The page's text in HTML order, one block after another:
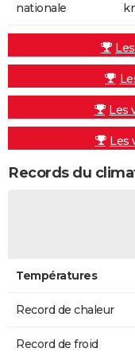
nationale
Les
Les
Records du
Températures
Record de chaleur
Record de froid